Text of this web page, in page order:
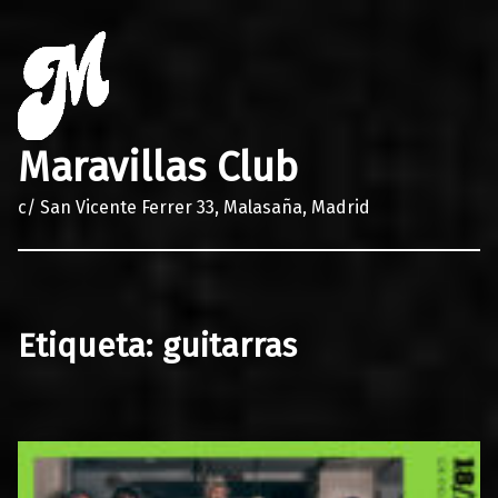
Maravillas Club
c/ San Vicente Ferrer 33, Malasaña, Madrid
Etiqueta: guitarras